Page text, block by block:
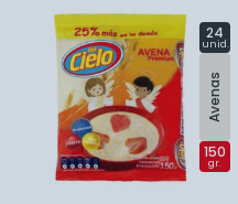
24
unid.
Avenas
150
gr.